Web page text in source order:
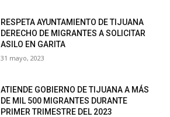
RESPETA AYUNTAMIENTO DE TIJUANA
DERECHO DE MIGRANTES A SOLICITAR
ASILO EN GARITA
31 mayo, 2023
ATIENDE GOBIERNO DE TIJUANA A MÁS
DE MIL 500 MIGRANTES DURANTE
PRIMER TRIMESTRE DEL 2023